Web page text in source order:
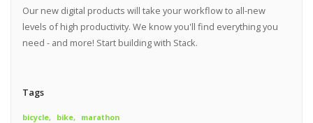
Our new digital products will take your workflow to all-new
levels of high productivity. We know you'll find everything you
need - and more! Start building with Stack.
Tags
bicycle bike marathon